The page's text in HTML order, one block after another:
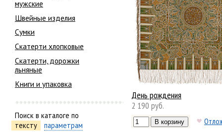
мужские
Швейные изделия
Сумки
Скатерти хлопковые
Скатерти, дорожки
льняные
Книги и упаковка
Поиск в каталоге по
тексту
параметрам
День рождения
2 190 руб.